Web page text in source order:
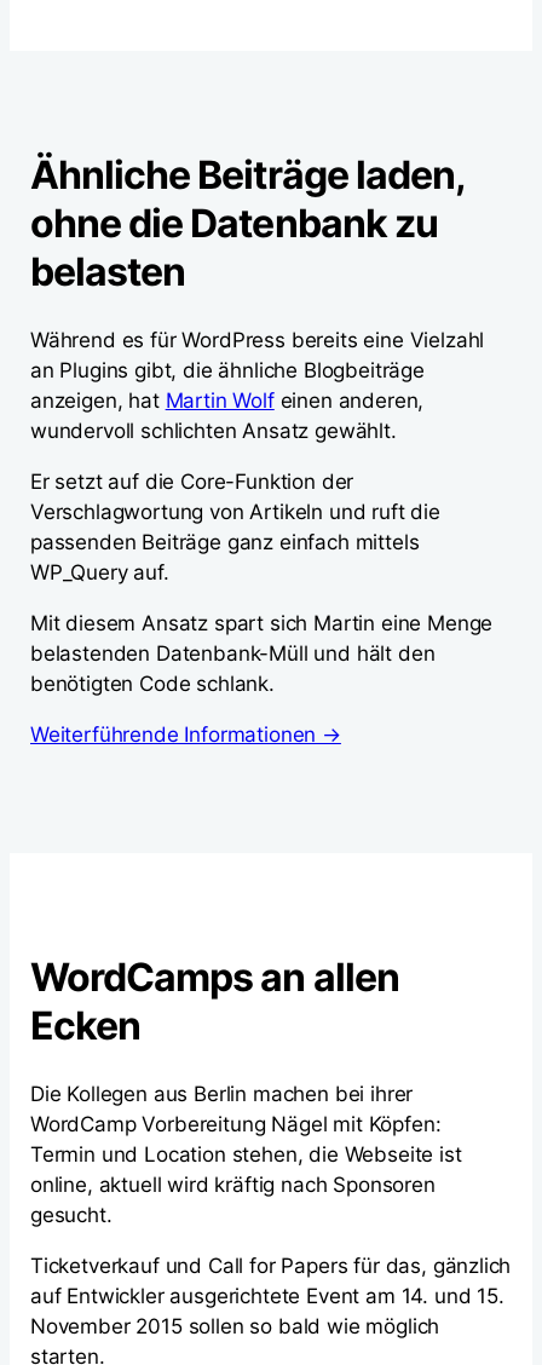
Ähnliche Beiträge laden,
ohne die Datenbank zu
belasten
Während es für WordPress bereits eine Vielzahl
an Plugins gibt, die ähnliche Blogbeiträge
anzeigen, hat Martin Wolfeinen anderen,
wundervoll schlichten Ansatz gewählt.
Er setzt auf die Core-Funktion der
Verschlagwortung von Artikeln und ruft die
passenden Beiträge ganz einfach mittels
WP_Query auf.
Mit diesem Ansatz spart sich Martin eine Menge
belastenden Datenbank-Müll und hält den
benötigten Code schlank.
Weiterführende Informationen →
WordCamps an allen
Ecken
Die Kollegen aus Berlin machen bei ihrer
WordCamp Vorbereitung Nägel mit Köpfen:
Termin und Location stehen, die Webseite ist
online, aktuell wird kräftig nach Sponsoren
gesucht.
Ticketverkauf und Call for Papers für das, gänzlich
auf Entwickler ausgerichtete Event am 14. und 15.
November 2015 sollen so bald wie möglich
starten.